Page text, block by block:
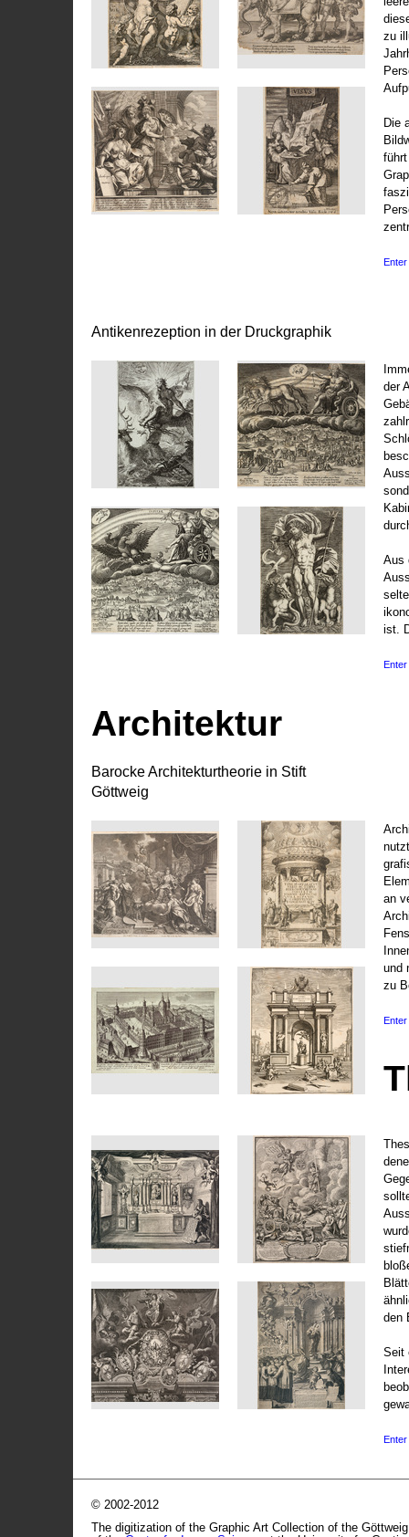
zu
Die
Enter
Antikenrezeption in der Druckgraphik
der
Aus
ist.
Enter
Architektur
Barocke Architekturtheorie in Stift
Göttweig
an
und
zu
Enter
den
Seit
© 2002-2012
The digitization of the Graphic Art Collection of the